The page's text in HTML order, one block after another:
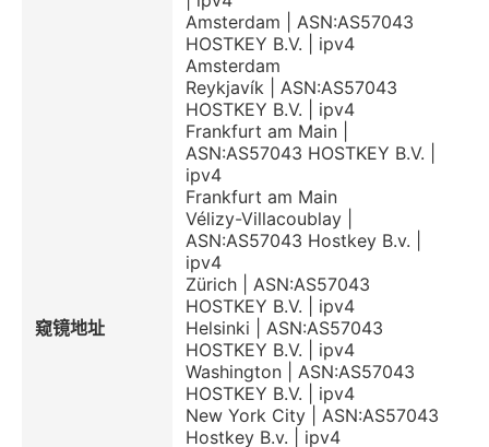
窥镜地址
Amsterdam | ASN:AS57043
HOSTKEY B.V. | ipv4
Amsterdam
Reykjavík | ASN:AS57043
HOSTKEY B.V. | ipv4
Frankfurt am Main |
ASN:AS57043 HOSTKEY B.V. |
ipv4
Frankfurt am Main
Vélizy-Villacoublay |
ASN:AS57043 Hostkey B.v. |
ipv4
Zürich | ASN:AS57043
HOSTKEY B.V. | ipv4
Helsinki | ASN:AS57043
HOSTKEY B.V. | ipv4
Washington | ASN:AS57043
HOSTKEY B.V. | ipv4
New York City | ASN:AS57043
Hostkey B.v. | ipv4